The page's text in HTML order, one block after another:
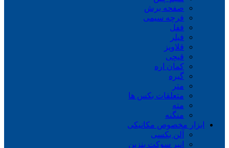
صفحه برش
فرچه سیمی
ففل
فیلر
قلاویز
قیچی
کمان اره
گیره
متر
متعلقات بکس ها
مته
منگنه
ابزار مخصوص مکانیکی
آلن بکسی
انبر سوکت بنزین